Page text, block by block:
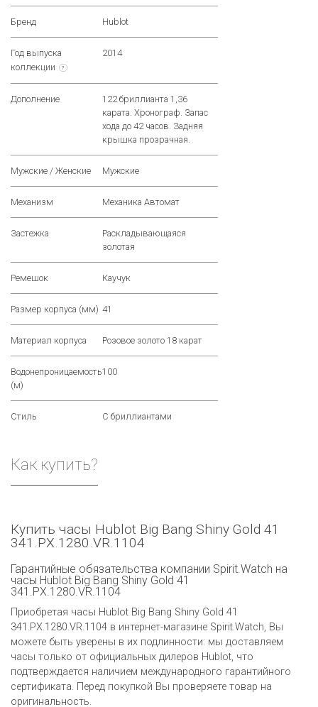
Бренд Hublot
Год выпуска
коллекции
?
2014
Дополнение
122 бриллианта 1,36
карата. Хронограф. Запас
хода до 42 часов. Задняя
крышка прозрачная.
Мужские / Женские Мужские
Механизм Механика Автомат
Застежка
Раскладывающаяся
золотая
Ремешок Каучук
Размер корпуса (мм) 41
Материал корпуса Розовое золото 18 карат
Водонепроницаемость
(м)
100
Стиль С бриллиантами
Как купить?
Купить часы Hublot Big Bang Shiny Gold 41
341.PX.1280.VR.1104
Гарантийные обязательства компании Spirit.Watch на
часы Hublot Big Bang Shiny Gold 41
341.PX.1280.VR.1104
Приобретая часы Hublot Big Bang Shiny Gold 41
341.PX.1280.VR.1104 в интернет-магазине Spirit.Watch, Вы
можете быть уверены в их подлинности: мы доставляем
часы только от официальных дилеров Hublot, что
подтверждается наличием международного гарантийного
сертификата. Перед покупкой Вы проверяете товар на
оригинальность.